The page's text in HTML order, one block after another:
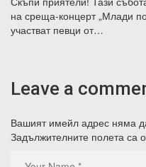
на среща-концерт „Млади
участват певци от…
Leave a
Вашият имейл адрес няма
Задължителните полета са